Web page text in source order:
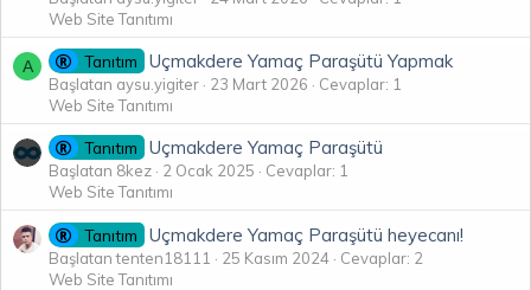
Web Site Tanıtımı
A Tanıtım Uçmakdere Yamaç Paraşütü Yapmak
Başlatan aysu.yigiter 23 Mart 2026
Cevaplar: 1
Web Site Tanıtımı
Tanıtım Uçmakdere Yamaç Paraşütü
Başlatan 8kez 2 Ocak 2025
Cevaplar: 1
Web Site Tanıtımı
Tanıtım Uçmakdere Yamaç Paraşütü heyecanı!
Başlatan tenten18111 25 Kasım 2024
Cevaplar: 2
Web Site Tanıtımı